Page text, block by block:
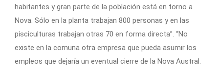
habitantes y gran parte de la población está en torno a
Nova. Sólo en la planta trabajan 800 personas y en las
pisciculturas trabajan otras 70 en forma directa”. “No
existe en la comuna otra empresa que pueda asumir los
empleos que dejaría un eventual cierre de la Nova Austral.